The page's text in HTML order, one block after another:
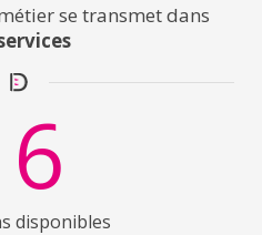
se transmet dans
disponibles